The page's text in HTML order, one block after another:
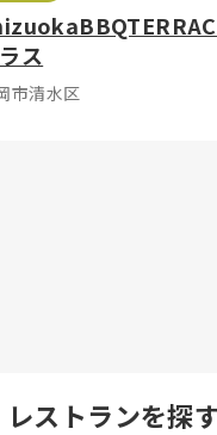
ス
市清水区
レストランを探